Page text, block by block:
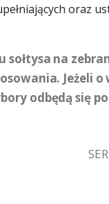
oraz
sołtysa na
Jeżeli
odbędą się